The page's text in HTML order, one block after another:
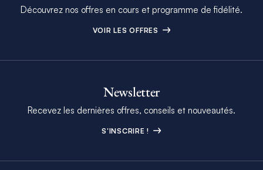
Découvrez nos offres en cours et programme de fidélité.
VOIR LES OFFRES
Newsletter
Recevez les dernières offres, conseils et nouveautés.
S'INSCRIRE !